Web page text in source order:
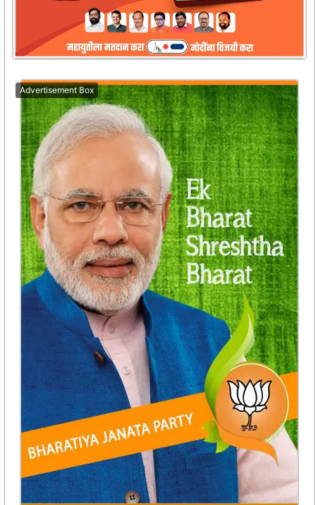
Advertisement Box